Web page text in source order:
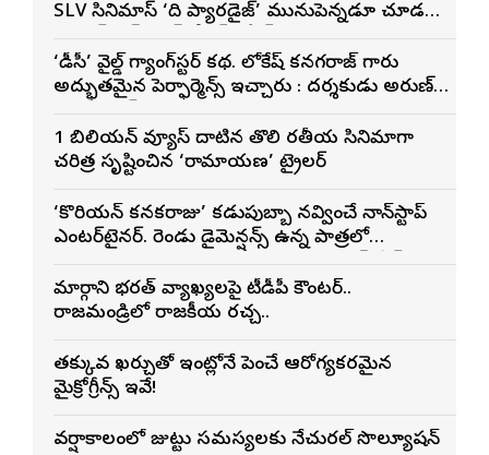
SLV సినిమాస్ ‘ది ప్యారడైజ్’ మునుపెన్నడూ చూడని
‘డీసీ’ వైల్డ్ గ్యాంగ్‌స్టర్ కథ. లోకేష్ కనగరాజ్ గారు
అద్భుతమైన పెర్ఫార్మెన్స్ ఇచ్చారు : దర్శకుడు అరుణ్
1 బిలియన్ వ్యూస్ దాటిన తొలి భారతీయ సినిమాగా
చరిత్ర సృష్టించిన ‘రామాయణ’ ట్రైలర్
‘కొరియన్ కనకరాజు’ కడుపుబ్బా నవ్వించే నాన్‌స్టాప్
ఎంటర్‌టైనర్. రెండు డైమెన్షన్స్ ఉన్న పాత్రలో
మార్గాని భరత్ వ్యాఖ్యలపై టీడీపీ కౌంటర్..
రాజమండ్రిలో రాజకీయ రచ్చ..
తక్కువ ఖర్చుతో ఇంట్లోనే పెంచే ఆరోగ్యకరమైన
మైక్రోగ్రీన్స్ ఇవే!
వర్షాకాలంలో జుట్టు సమస్యలకు నేచురల్ సొల్యూషన్